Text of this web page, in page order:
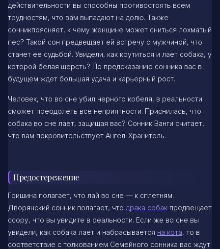
действительности вы способны противостоять всем
трудностям, что вам выпадают на долю. Также
сонникпоясняет, к чему женщине может сниться лохматый
пес? Такой сон предвещает ей встречу с мужчиной, что
станет ее судьбой. Увидели, как крутиться и лает собака, у
которой белая шерсть? По предсказанию сонника вас в
будущем ждет большая удача и карьерный рост.
Человек, что во сне убил черного кобеля, в реальности
сможет преодолеть все неприятности. Приснилась, что
собака во сне лает, защищая вас? Сонник Ванги считает,
что вам покровительствует Ангел-Хранитель.
Предостережение
Гришина полагает, что лай во сне — к сплетням.
Дворянский сонник полагает, что драка собак предвещает
ссору, что вы увидите в реальности. Если же во сне вы
увидели, как собака лает и набрасывается на кота, то в
соответствие с толкованием Семейного сонника вас ждут